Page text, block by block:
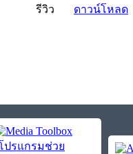
รีวิว ดาวน์โหลด